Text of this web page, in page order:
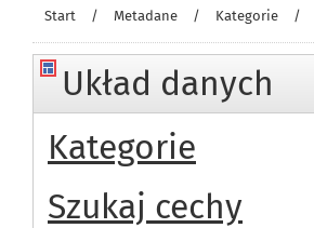
Start / Metadane / Kategorie /
Układ danych
Kategorie
Szukaj cechy